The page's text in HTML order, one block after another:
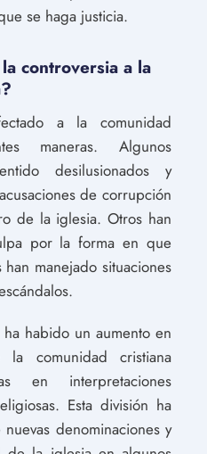
se haga justicia.
controversia a la
a la comunidad
maneras. Algunos
desilusionados y
de corrupción
de la iglesia. Otros han
por la forma en que
manejado situaciones
habido un aumento en
comunidad cristiana
en interpretaciones
Esta división ha
denominaciones y